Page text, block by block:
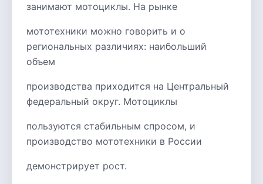
занимают мотоциклы. На рынке
мототехники можно говорить и о
региональных различиях: наибольший
объем
производства приходится на Центральный
федеральный округ. Мотоциклы
пользуются стабильным спросом, и
производство мототехники в России
демонстрирует рост.